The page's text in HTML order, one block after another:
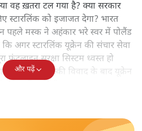
वह ख़तरा टल गया है? क्या सरकार
स्टारलिंक को इजाजत देगा? भारत
पहले मस्क ने अहंकार भरे स्वर में पोलैंड
अगर स्टारलिंक यूक्रेन की संचार सेवा
फ्रंटलाइन सुरक्षा सिस्टम ध्वस्त हो
में ट्रम्प-जेलेंस्की विवाद के बाद यूक्रेन
रोक दी गयी थी।
और पढ़ें